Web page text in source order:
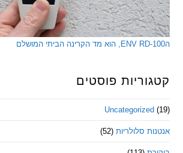
פוסטים
סלולריות (52)